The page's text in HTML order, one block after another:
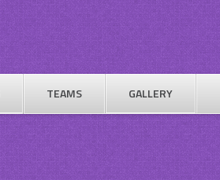
TEAMS GALLERY